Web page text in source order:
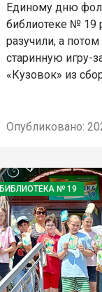
Единому дню
библиотеке № 19
разучили, а
старинную игру-
«Кузовок» из
Опубликовано:
БИБЛИОТЕКА № 19